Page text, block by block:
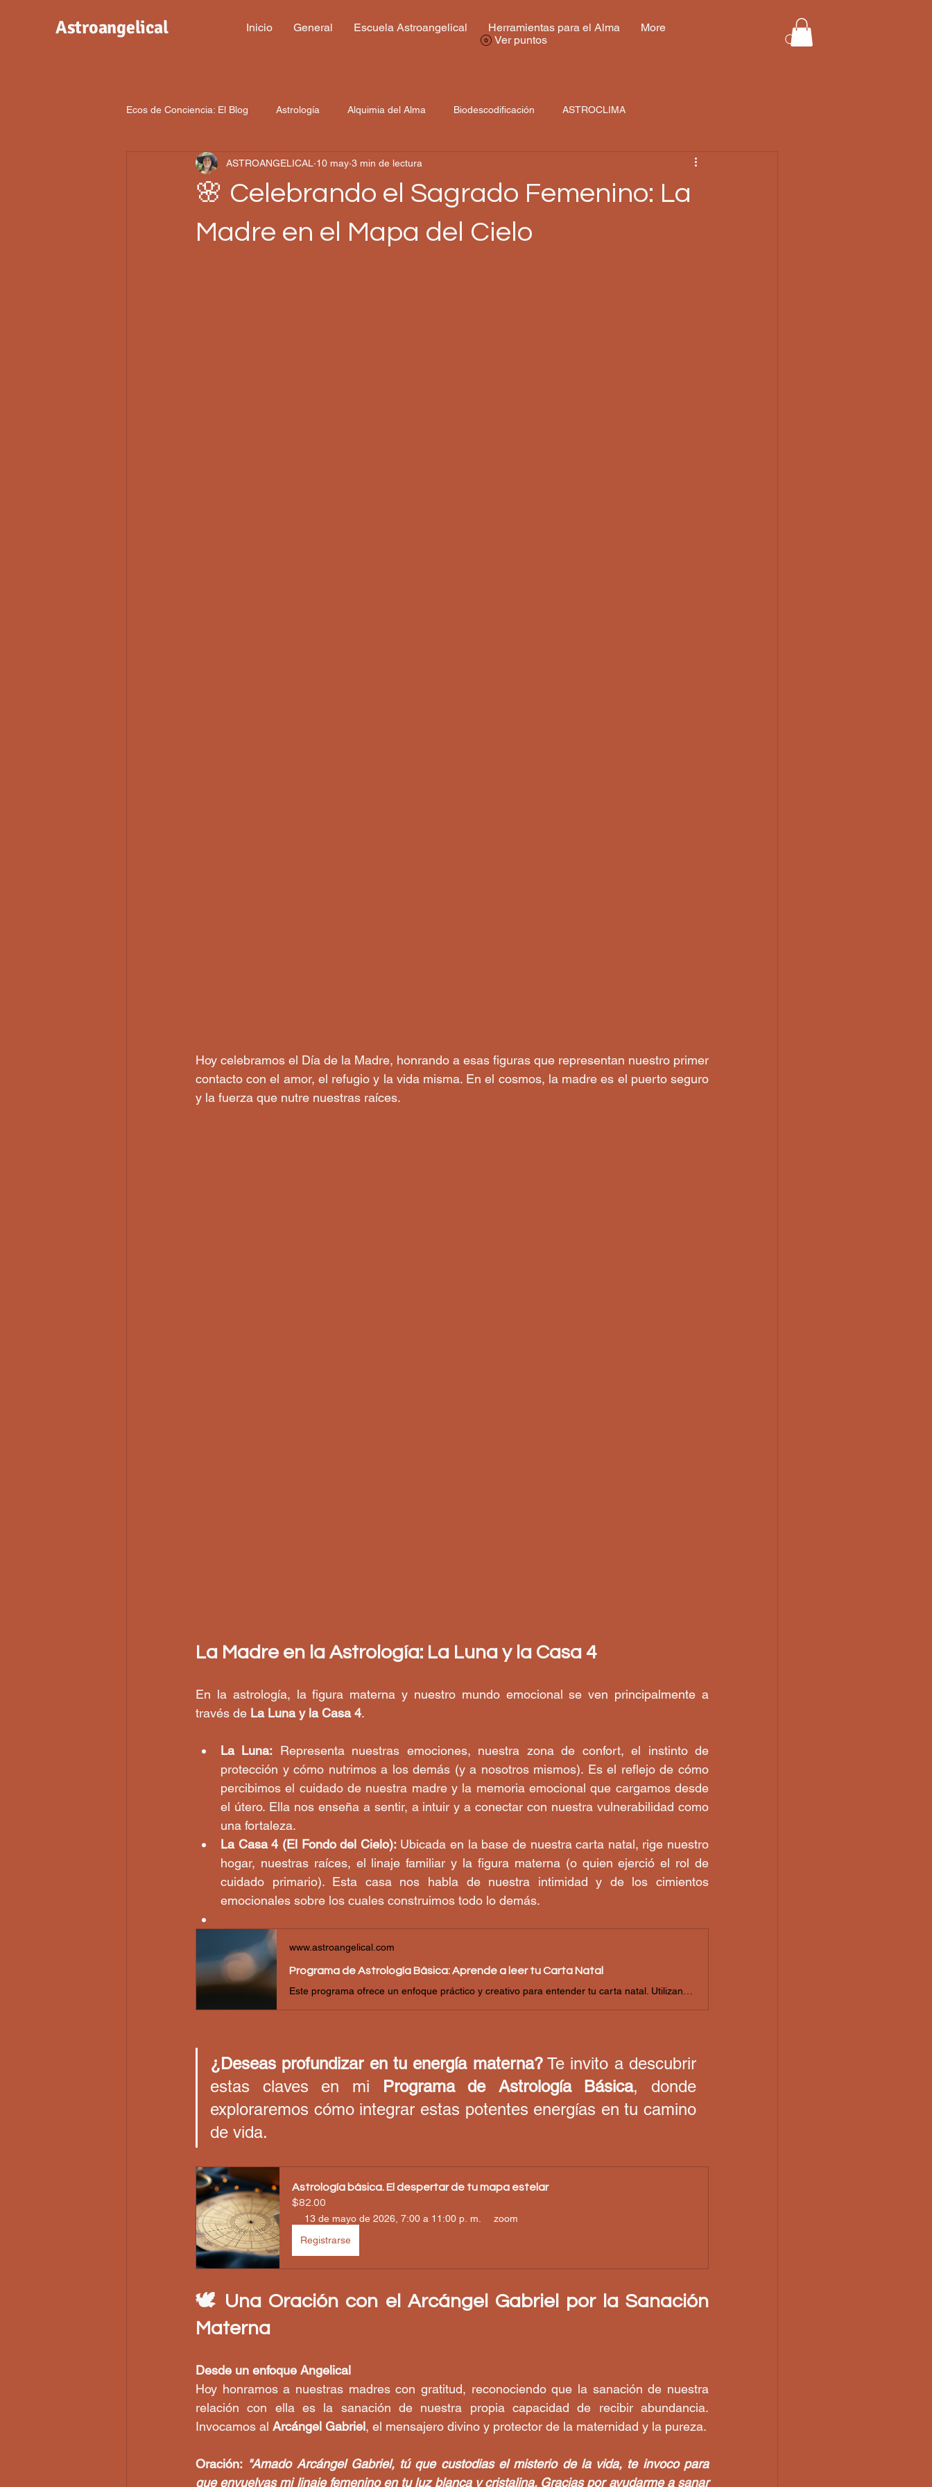
Astroangelical Inicio General Escuela Astroangelical Herramientas para el Alma
More
Ver puntos
Ecos de Conciencia: El Blog Astrología Alquimia del Alma Biodescodificación ASTROCLIMA
🌸 Celebrando el Sagrado Femenino: La
Madre en el Mapa del Cielo
ASTROANGELICAL 10 may 3 min de lectura
Hoy celebramos el Día de la Madre, honrando a esas figuras que representan nuestro primer
contacto con el amor, el refugio y la vida misma. En el cosmos, la madre es el puerto seguro
y la fuerza que nutre nuestras raíces.
La Madre en la Astrología: La Luna y la Casa 4
En la astrología, la figura materna y nuestro mundo emocional se ven principalmente a
través de La Luna y la Casa 4.
La Luna: Representa nuestras emociones, nuestra zona de confort, el instinto de
protección y cómo nutrimos a los demás (y a nosotros mismos). Es el reflejo de cómo
percibimos el cuidado de nuestra madre y la memoria emocional que cargamos desde
el útero. Ella nos enseña a sentir, a intuir y a conectar con nuestra vulnerabilidad como
una fortaleza.
La Casa 4 (El Fondo del Cielo): Ubicada en la base de nuestra carta natal, rige nuestro
hogar, nuestras raíces, el linaje familiar y la figura materna (o quien ejerció el rol de
cuidado primario). Esta casa nos habla de nuestra intimidad y de los cimientos
emocionales sobre los cuales construimos todo lo demás.
www.astroangelical.com
Programa de Astrología Básica: Aprende a leer tu Carta Natal
¿Deseas profundizar en tu energía materna? Te invito a descubrir
estas claves en mi
Programa de Astrología Básica, donde
exploraremos cómo integrar estas potentes energías en tu camino
de vida.
Astrología básica. El despertar de tu mapa estelar
$82.00
13 de mayo de 2026, 7:00 a 11:00 p. m.
zoom
Registrarse
🕊️ Una Oración con el Arcángel Gabriel por la Sanación
Materna
Desde un enfoque Angelical
Hoy honramos a nuestras madres con gratitud, reconociendo que la sanación de nuestra
relación con ella es la sanación de nuestra propia capacidad de recibir abundancia.
Invocamos al Arcángel Gabriel, el mensajero divino y protector de la maternidad y la pureza.
Oración: "Amado Arcángel Gabriel, tú que custodias el misterio de la vida, te invoco para
que envuelvas mi linaje femenino en tu luz blanca y cristalina. Gracias por ayudarme a sanar